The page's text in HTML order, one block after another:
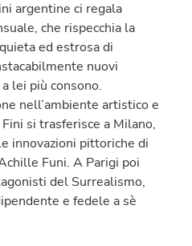
argentine ci regala
che rispecchia la
ed estrosa di
nuovi
lei più consono.
nell’ambiente artistico e
si trasferisce a Milano,
innovazioni pittoriche di
Funi. A Parigi poi
del Surrealismo,
e fedele a sè